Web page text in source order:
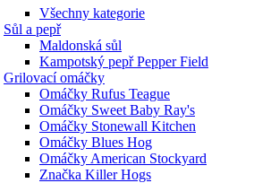
Všechny kategorie
Sůl a pepř
Maldonská sůl
Kampotský pepř Pepper Field
Grilovací omáčky
Omáčky Rufus Teague
Omáčky Sweet Baby Ray's
Omáčky Stonewall Kitchen
Omáčky Blues Hog
Omáčky American Stockyard
Značka Killer Hogs